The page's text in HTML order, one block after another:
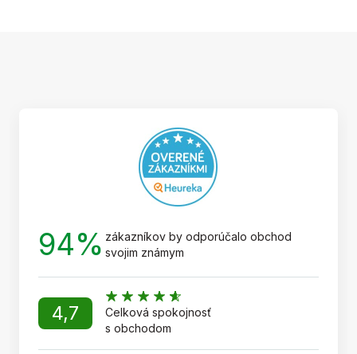
94% zákazníkov by odporúčalo obchod
svojim známym
4,7
Celková spokojnosť
s obchodom